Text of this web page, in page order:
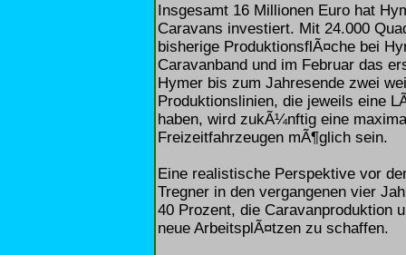
Insgesamt 16 Millionen Euro hat
Caravans investiert. Mit 24.000
bisherige ProduktionsflÃ¤che bei
Caravanband und im Februar das
Hymer bis zum Jahresende zwei
Produktionslinien, die jeweils eine
haben, wird zukÃ¼nftig eine
Freizeitfahrzeugen mÃ¶glich sein.
Eine realistische Perspektive vor
Tregner in den vergangenen vier
40 Prozent, die Caravanproduktion
neue ArbeitsplÃ¤tzen zu schaffen.